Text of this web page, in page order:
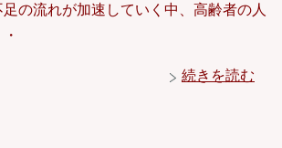
の流れが加速していく中、高齢者の人
続きを読む